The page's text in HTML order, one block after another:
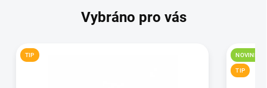
Vybráno pro vás
TIP NOVINKA
TIP